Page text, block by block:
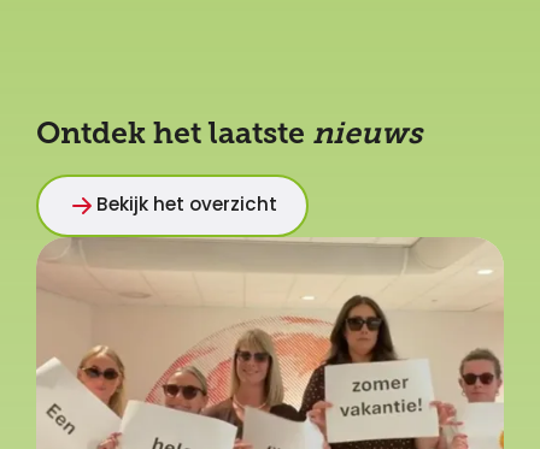
Ontdek het laatste nieuws
Bekijk het overzicht